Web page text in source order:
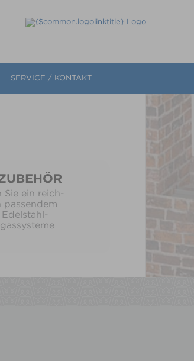
SERVICE / KONTAKT
Sie ein reich-
passendem